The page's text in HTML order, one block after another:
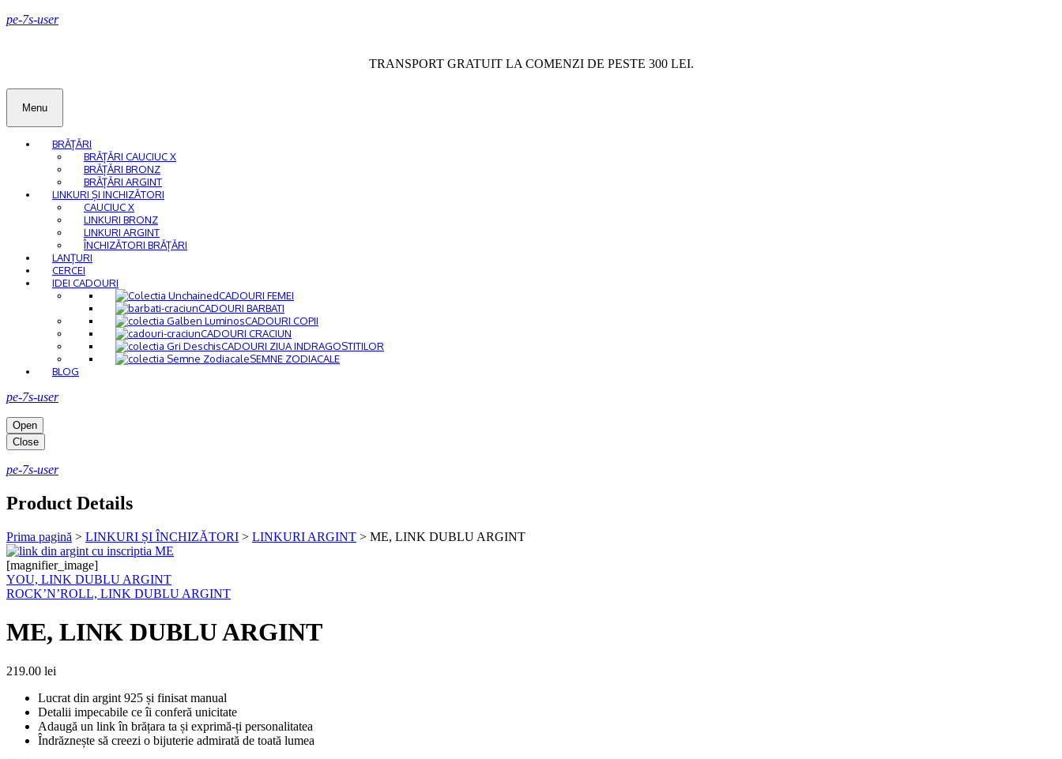
pe-7s-user
TRANSPORT GRATUIT LA COMENZI DE PESTE 300 LEI.
Menu
BRĂȚĂRI
BRĂȚĂRI CAUCIUC X
BRĂȚĂRI BRONZ
BRĂȚĂRI ARGINT
LINKURI ȘI INCHIZĂTORI
CAUCIUC X
LINKURI BRONZ
LINKURI ARGINT
ÎNCHIZĂTORI BRĂȚĂRI
LANȚURI
CERCEI
IDEI CADOURI
CADOURI FEMEI
CADOURI BARBATI
CADOURI COPII
CADOURI CRACIUN
CADOURI ZIUA INDRAGOSTITILOR
SEMNE ZODIACALE
BLOG
pe-7s-user
Open
Close
pe-7s-user
Product Details
Prima pagină > LINKURI ȘI ÎNCHIZĂTORI > LINKURI ARGINT > ME, LINK DUBLU ARGINT
[magnifier_image]
YOU, LINK DUBLU ARGINT
ROCK’N’ROLL, LINK DUBLU ARGINT
ME, LINK DUBLU ARGINT
219.00 lei
Lucrat din argint 925 și finisat manual
Detalii impecabile ce îi conferă unicitate
Adaugă un link în brățara ta și exprimă-ți personalitatea
Îndrăznește să creezi o bijuterie admirată de toată lumea